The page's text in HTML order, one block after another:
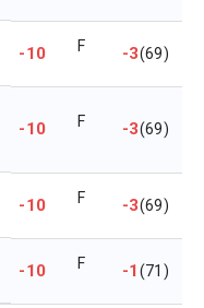
-10 F -3(69)
-10 F -3(69)
-10 F -3(69)
-10 F -1(71)